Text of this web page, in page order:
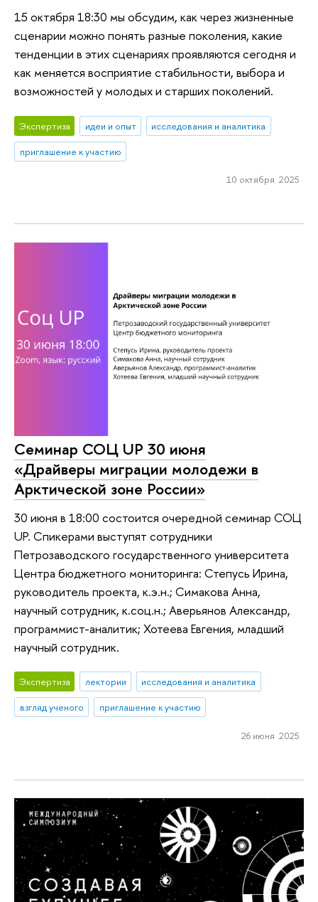
15 октября 18:30 мы обсудим, как через жизненные
сценарии можно понять разные поколения, какие
тенденции в этих сценариях проявляются сегодня и
как меняется восприятие стабильности, выбора и
возможностей у молодых и старших поколений.
Экспертиза идеи и опыт
исследования и аналитика
приглашение к участию
10 октября 2025
Семинар СОЦ UP 30 июня
«Драйверы миграции молодежи в
Арктической зоне России»
30 июня в 18:00 состоится очередной семинар СОЦ
UP. Спикерами выступят сотрудники
Петрозаводского государственного университета
Центра бюджетного мониторинга: Степусь Ирина,
руководитель проекта, к.э.н.; Симакова Анна,
научный сотрудник, к.соц.н.; Аверьянов Александр,
программист-аналитик; Хотеева Евгения, младший
научный сотрудник.
Экспертиза лектории
исследования и аналитика
взгляд ученого
приглашение к участию
26 июня 2025